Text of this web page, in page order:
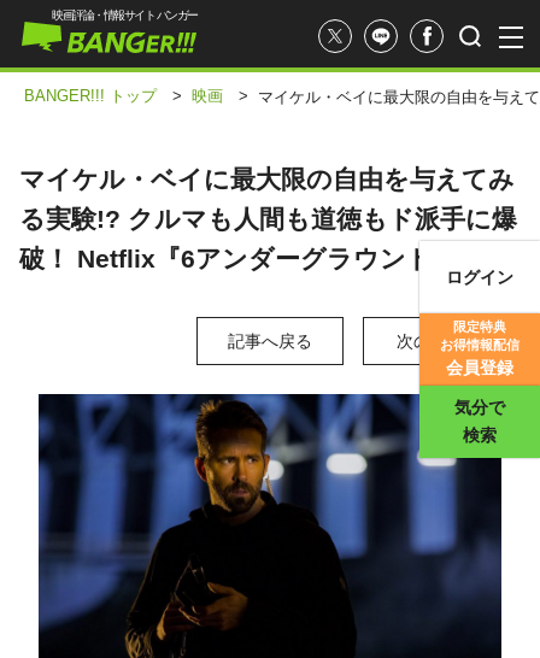
映画評価
映画評論・情報サイト バンガー
ログイン
限定特典
お得情報配信
会員登録
気分で
検索
BANGER!!! トップ > 映画 > マイケル・ベイに最大限の自由を与え
マイケル・ベイに最大限の自由を与えてみ
る実験!? クルマも人間も道徳もド派手に爆
破！ Netflix『6アンダーグラウンド』
記事へ戻る 次の写真 >